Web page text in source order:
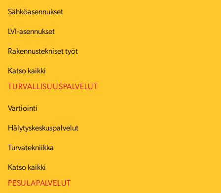
Sähköasennukset
LVI-asennukset
Rakennustekniset työt
Katso kaikki
TURVALLISUUSPALVELUT
Vartiointi
Hälytyskeskuspalvelut
Turvatekniikka
Katso kaikki
PESULAPALVELUT